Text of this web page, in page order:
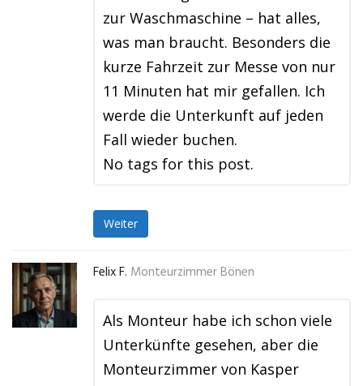
zur Waschmaschine – hat alles,
was man braucht. Besonders die
kurze Fahrzeit zur Messe von nur
11 Minuten hat mir gefallen. Ich
werde die Unterkunft auf jeden
Fall wieder buchen.
No tags for this post.
Weiter
Felix F. Monteurzimmer Bönen
Als Monteur habe ich schon viele
Unterkünfte gesehen, aber die
Monteurzimmer von Kasper